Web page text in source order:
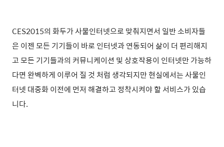
CES2015의 화두가 사물인터넷으로 맞춰지면서 일반 소비자들
은 이젠 모든 기기들이 바로 인터넷과 연동되어 삶이 더 편리해지
고 모든 기기들과의 커뮤니케이션 및 상호작용이 인터넷만 가능하
다면 완벽하게 이루어 질 것 처럼 생각되지만 현실에서는 사물인
터넷 대중화 이전에 먼저 해결하고 정착시켜야 할 서비스가 있습
니다.